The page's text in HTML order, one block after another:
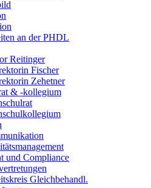
an der PHDL
Reitinger
Fischer
Zehetner
& -kollegium
und Compliance
Gleichbehandl.